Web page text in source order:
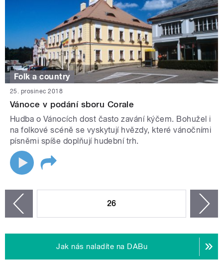
Folk a country
25. prosinec 2018
Vánoce v podání sboru Corale
Hudba o Vánocích dost často zavání kýčem. Bohužel i
na folkové scéně se vyskytují hvězdy, které vánočními
písněmi spíše doplňují hudební trh.
26
Jak nás naladíte na DABu